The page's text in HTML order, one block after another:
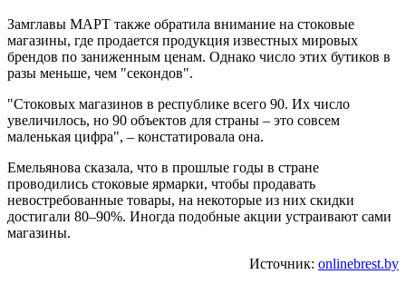
Замглавы МАРТ также обратила внимание на стоковые
магазины, где продается продукция известных мировых
брендов по заниженным ценам. Однако число этих бутиков в
разы меньше, чем "секондов".
"Стоковых магазинов в республике всего 90. Их число
увеличилось, но 90 объектов для страны – это совсем
маленькая цифра", – констатировала она.
Емельянова сказала, что в прошлые годы в стране
проводились стоковые ярмарки, чтобы продавать
невостребованные товары, на некоторые из них скидки
достигали 80–90%. Иногда подобные акции устраивают сами
магазины.
Источник: onlinebrest.by